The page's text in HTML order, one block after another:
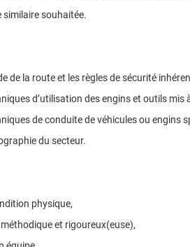
similaire souhaitée.
de la route et les règles de sécurité
d’utilisation des engins et outils
de conduite de véhicules ou engins
du secteur.
physique,
et rigoureux(euse),